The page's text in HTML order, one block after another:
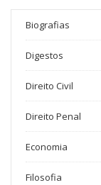
Biografias
Digestos
Direito Civil
Direito Penal
Economia
Filosofia